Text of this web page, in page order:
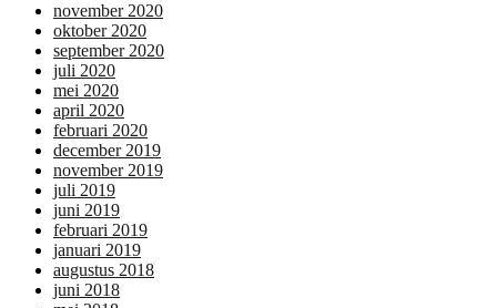
november 2020
oktober 2020
september 2020
juli 2020
mei 2020
april 2020
februari 2020
december 2019
november 2019
juli 2019
juni 2019
februari 2019
januari 2019
augustus 2018
juni 2018